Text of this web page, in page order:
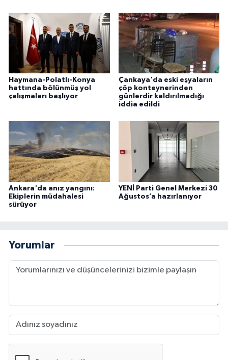
Haymana-Polatlı-Konya
hattında bölünmüş yol
çalışmaları başlıyor
Çankaya'da eski eşyaların
çöp konteynerinden
günlerdir kaldırılmadığı
iddia edildi
Ankara'da anız yangını:
Ekiplerin müdahalesi
sürüyor
YENİ Parti Genel Merkezi 30
Ağustos’a hazırlanıyor
Yorumlar